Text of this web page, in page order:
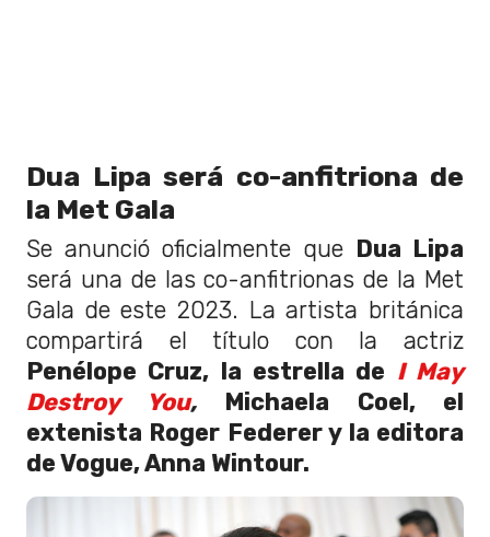
Dua Lipa será co-anfitriona de
la Met Gala
Se anunció oficialmente que Dua Lipa
será una de las co-anfitrionas de la Met
Gala de este 2023. La artista británica
compartirá el título con la actriz
Penélope Cruz, la estrella de I May
Destroy You, Michaela Coel, el
extenista Roger Federer y la editora
de Vogue, Anna Wintour.